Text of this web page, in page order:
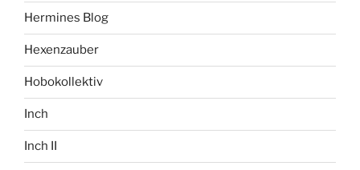
Hermines Blog
Hexenzauber
Hobokollektiv
Inch
Inch II